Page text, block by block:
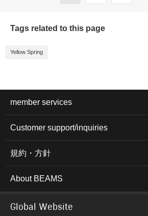
Tags related to this page
Yellow Spring
member services
Customer support/inquiries
規約・方針
About BEAMS
Global Website